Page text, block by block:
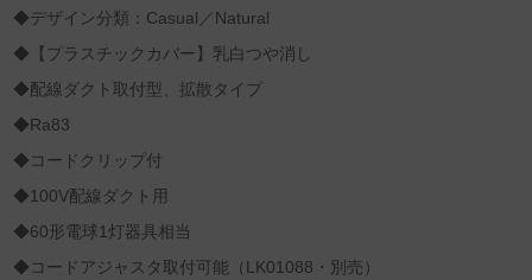
◆デザイン分類：Casual／Natural
◆【プラスチックカバー】乳白つや消し
◆配線ダクト取付型、拡散タイプ
◆Ra83
◆コードクリップ付
◆100V配線ダクト用
◆60形電球1灯器具相当
◆コードアジャスタ取付可能（LK01088・別売）